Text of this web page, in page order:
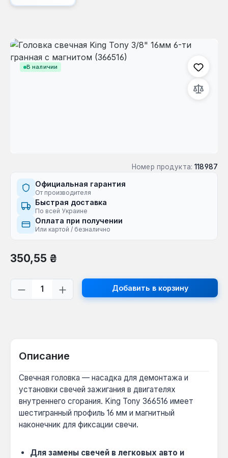
В наличии
Пропустить галерею изображений
Номер продукта: 118987
Официальная гарантия
От производителя
Быстрая доставка
По всей Украине
Оплата при получении
Или картой / безналично
Обычная цена:
350,55 ₴
Количество продукта: введите
Добавить в корзину
Описание
Свечная головка — насадка для демонтажа и
установки свечей зажигания в двигателях
внутреннего сгорания. King Tony 366516 имеет
шестигранный профиль 16 мм и магнитный
наконечник для фиксации свечи.
Для замены свечей в легковых авто и